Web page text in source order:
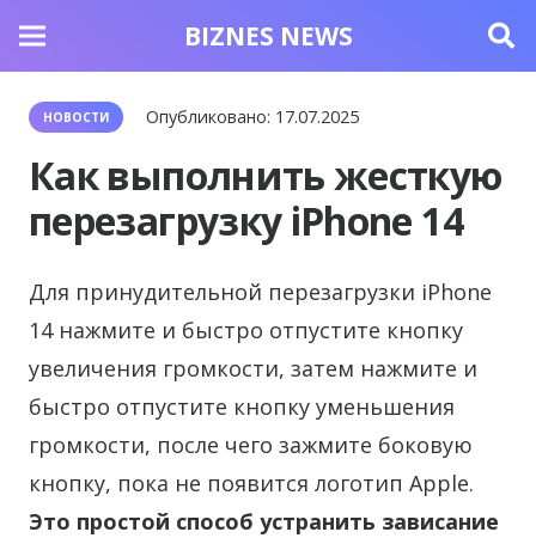
BIZNES NEWS
НОВОСТИ Опубликовано: 17.07.2025
Как выполнить жесткую
перезагрузку iPhone 14
Для принудительной перезагрузки iPhone
14 нажмите и быстро отпустите кнопку
увеличения громкости, затем нажмите и
быстро отпустите кнопку уменьшения
громкости, после чего зажмите боковую
кнопку, пока не появится логотип Apple.
Это простой способ устранить зависание